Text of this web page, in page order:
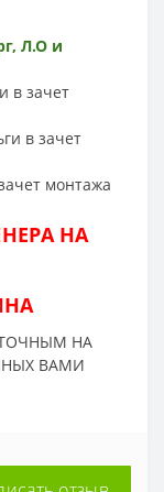
Л.О и
в зачет
в зачет
монтажа
НА
ТОЧНЫМ НА
ВАМИ